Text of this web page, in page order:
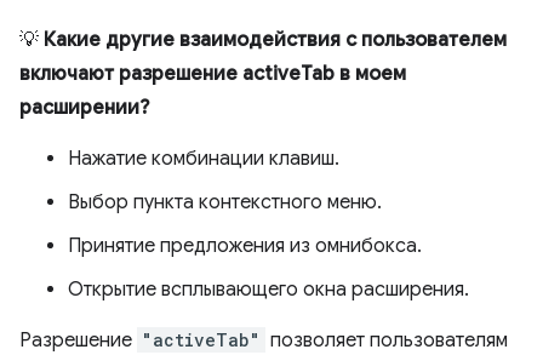
💡 Какие другие взаимодействия с пользователем
включают разрешение activeTab в моем
расширении?
Нажатие комбинации клавиш.
Выбор пункта контекстного меню.
Принятие предложения из омнибокса.
Открытие всплывающего окна расширения.
Разрешение "activeTab" позволяет пользователям